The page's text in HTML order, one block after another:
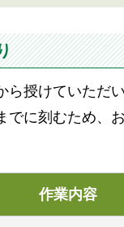
ら授けていただ
でに刻むため、
作業内容